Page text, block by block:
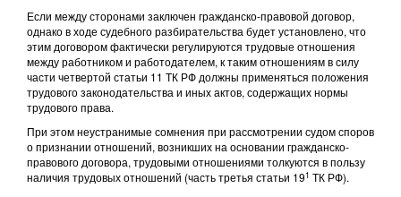
Если между сторонами заключен гражданско-правовой договор,
однако в ходе судебного разбирательства будет установлено, что
этим договором фактически регулируются трудовые отношения
между работником и работодателем, к таким отношениям в силу
части четвертой статьи 11 ТК РФ должны применяться положения
трудового законодательства и иных актов, содержащих нормы
трудового права.
При этом неустранимые сомнения при рассмотрении судом споров
о признании отношений, возникших на основании гражданско-
правового договора, трудовыми отношениями толкуются в пользу
наличия трудовых отношений (часть третья статьи 191 ТК РФ).